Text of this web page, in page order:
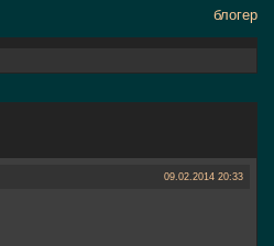
блогер
09.02.2014 20:33